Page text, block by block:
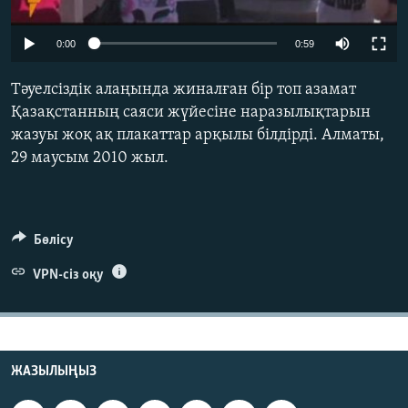
ЖАЗЫЛЫҢЫЗ
Басқа тілдерде
0:00 0:59
Тәуелсіздік алаңында жиналған бір топ азамат
Қазақстанның саяси жүйесіне наразылықтарын
жазуы жоқ ақ плакаттар арқылы білдірді. Алматы,
29 маусым 2010 жыл.
Бөлісу
VPN-сіз оқу
ЖАЗЫЛЫҢЫЗ